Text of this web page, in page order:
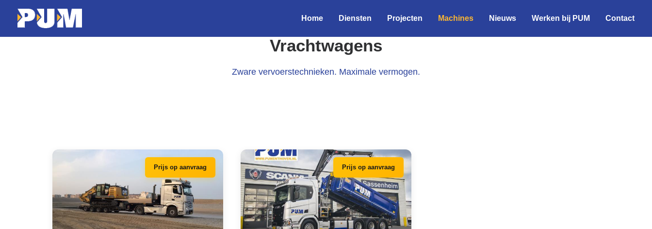
Home Diensten Projecten Machines Nieuws Werken bij PUM Contact
Vrachtwagens
Zware vervoerstechnieken. Maximale vermogen.
Prijs op aanvraag Prijs op aanvraag